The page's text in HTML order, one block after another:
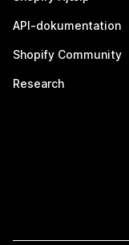
API-dokumentation
Shopify Community
Research